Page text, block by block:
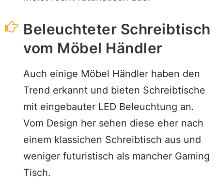
Beleuchteter Schreibtisch
vom Möbel Händler
Auch einige Möbel Händler haben den
Trend erkannt und bieten Schreibtische
mit eingebauter LED Beleuchtung an.
Vom Design her sehen diese eher nach
einem klassichen Schreibtisch aus und
weniger futuristisch als mancher Gaming
Tisch.